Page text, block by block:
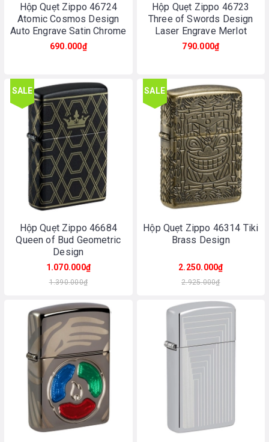
Hộp Quẹt Zippo 46724
Atomic Cosmos Design
Auto Engrave Satin Chrome
690.000₫
Hộp Quẹt Zippo 46723
Three of Swords Design
Laser Engrave Merlot
790.000₫
SALE
Hộp Quẹt Zippo 46684
Queen of Bud Geometric
Design
1.070.000₫
1.390.000₫
SALE
Hộp Quẹt Zippo 46314 Tiki
Brass Design
2.250.000₫
2.925.000₫